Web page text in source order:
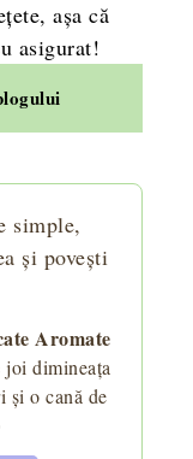
așa că
asigurat!
simple,
și povești
Aromate
dimineața
și o cană de